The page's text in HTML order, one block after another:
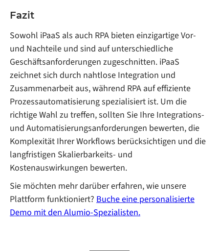
Fazit
Sowohl iPaaS als auch RPA bieten einzigartige Vor-
und Nachteile und sind auf unterschiedliche
Geschäftsanforderungen zugeschnitten. iPaaS
zeichnet sich durch nahtlose Integration und
Zusammenarbeit aus, während RPA auf effiziente
Prozessautomatisierung spezialisiert ist. Um die
richtige Wahl zu treffen, sollten Sie Ihre Integrations-
und Automatisierungsanforderungen bewerten, die
Komplexität Ihrer Workflows berücksichtigen und die
langfristigen Skalierbarkeits- und
Kostenauswirkungen bewerten.
Sie möchten mehr darüber erfahren, wie unsere
Plattform funktioniert? Buche eine personalisierte
Demo mit den Alumio-Spezialisten.